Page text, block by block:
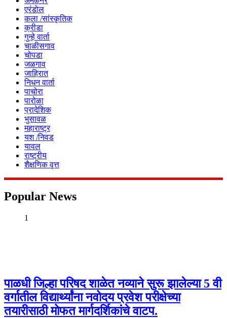
एरंडोल
कला /सांस्कृतिक
क्रीडा
गुन्हे वार्ता
चाळीसगाव
चोपडा
जळगाव
जाहिरात
निधन वार्ता
पाचोरा
पारोळा
प्रादेशिक
भुसावळ
महाराष्ट्र
यश /निवड
यावल
राष्ट्रीय
शैक्षणिक वृत्त
Popular News
1
पाळधी जिल्हा परिषद शाळेत नव्याने सुरू झालेल्या 5 वी
वर्गातील विद्यार्थ्यांना नवोदय प्रवेश परीक्षेच्या
तयारीसाठी मोफत मार्गदर्शिकांचे वाटप.